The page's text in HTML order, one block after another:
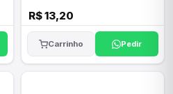
R$ 13,20
Carrinho Pedir